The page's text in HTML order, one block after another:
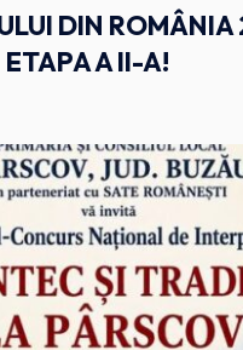
DIN
ETAPA A II-A!